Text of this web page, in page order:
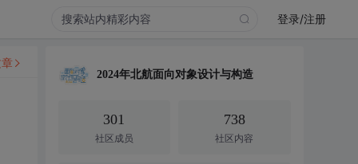
登录/注册
2024年北航面向对象设计与构造
301
社区成员
738
社区内容